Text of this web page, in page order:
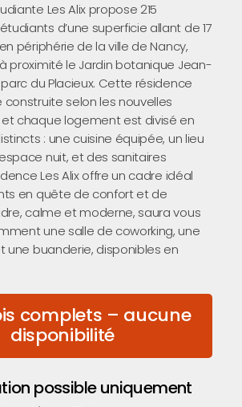
Les Alix propose 215
d’une superficie allant de 17
périphérie de la ville de Nancy,
proximité le Jardin botanique Jean-
du Placieux. Cette résidence
selon les nouvelles
et chaque logement est divisé en
: une cuisine équipée, un lieu
nuit, et des sanitaires
Les Alix offre un cadre idéal
en quête de confort et de
calme et moderne, saura vous
une salle de coworking, une
une buanderie, disponibles en
complets – aucune
disponibilité
possible uniquement